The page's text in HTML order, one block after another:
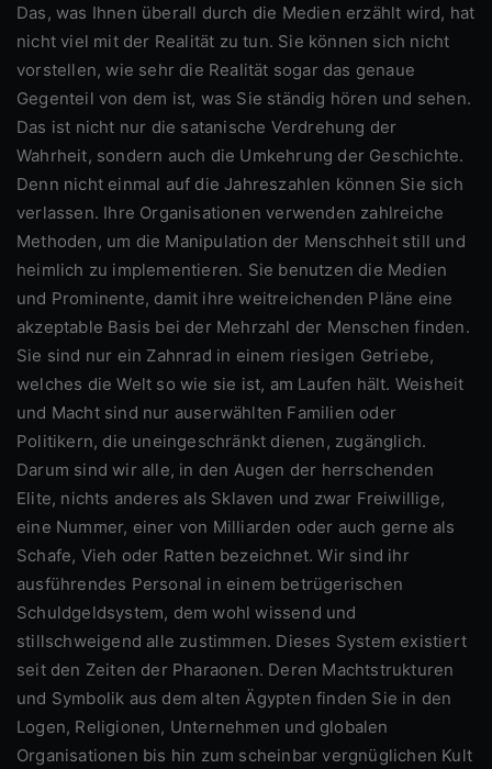
Das, was Ihnen überall durch die Medien erzählt wird, hat
nicht viel mit der Realität zu tun. Sie können sich nicht
vorstellen, wie sehr die Realität sogar das genaue
Gegenteil von dem ist, was Sie ständig hören und sehen.
Das ist nicht nur die satanische Verdrehung der
Wahrheit, sondern auch die Umkehrung der Geschichte.
Denn nicht einmal auf die Jahreszahlen können Sie sich
verlassen. Ihre Organisationen verwenden zahlreiche
Methoden, um die Manipulation der Menschheit still und
heimlich zu implementieren. Sie benutzen die Medien
und Prominente, damit ihre weitreichenden Pläne eine
akzeptable Basis bei der Mehrzahl der Menschen finden.
Sie sind nur ein Zahnrad in einem riesigen Getriebe,
welches die Welt so wie sie ist, am Laufen hält. Weisheit
und Macht sind nur auserwählten Familien oder
Politikern, die uneingeschränkt dienen, zugänglich.
Darum sind wir alle, in den Augen der herrschenden
Elite, nichts anderes als Sklaven und zwar Freiwillige,
eine Nummer, einer von Milliarden oder auch gerne als
Schafe, Vieh oder Ratten bezeichnet. Wir sind ihr
ausführendes Personal in einem betrügerischen
Schuldgeldsystem, dem wohl wissend und
stillschweigend alle zustimmen. Dieses System existiert
seit den Zeiten der Pharaonen. Deren Machtstrukturen
und Symbolik aus dem alten Ägypten finden Sie in den
Logen, Religionen, Unternehmen und globalen
Organisationen bis hin zum scheinbar vergnüglichen Kult